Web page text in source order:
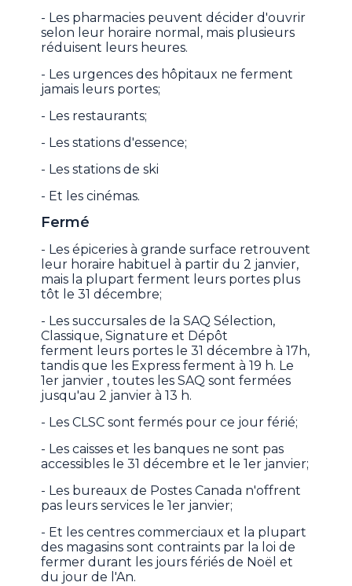
- Les pharmacies peuvent décider d'ouvrir
selon leur horaire normal, mais plusieurs
réduisent leurs heures.
- Les urgences des hôpitaux ne ferment
jamais leurs portes;
- Les restaurants;
- Les stations d'essence;
- Les stations de ski
- Et les cinémas.
Fermé
- Les épiceries à grande surface retrouvent
leur horaire habituel à partir du 2 janvier,
mais la plupart ferment leurs portes plus
tôt le 31 décembre;
- Les succursales de la SAQ Sélection,
Classique, Signature et Dépôt
ferment leurs portes le 31 décembre à 17h,
tandis que les Express ferment à 19 h. Le
1er janvier , toutes les SAQ sont fermées
jusqu'au 2 janvier à 13 h.
- Les CLSC sont fermés pour ce jour férié;
- Les caisses et les banques ne sont pas
accessibles le 31 décembre et le 1er janvier;
- Les bureaux de Postes Canada n'offrent
pas leurs services le 1er janvier;
- Et les centres commerciaux et la plupart
des magasins sont contraints par la loi de
fermer durant les jours fériés de Noël et
du jour de l'An.